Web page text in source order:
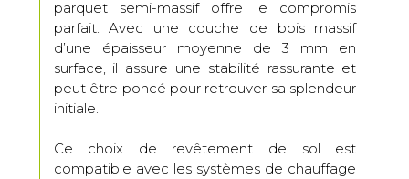
parquet semi-massif offre le compromis
parfait. Avec une couche de bois massif
d’une épaisseur moyenne de 3 mm en
surface, il assure une stabilité rassurante et
peut être poncé pour retrouver sa splendeur
initiale.
Ce choix de revêtement de sol est
compatible avec les systèmes de chauffage